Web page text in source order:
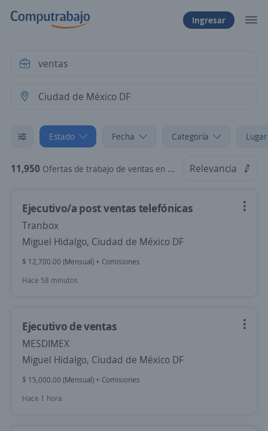
Ingresar
Estado Fecha Categoría
11,950 Ofertas de trabajo de ventas en Ciudad de México DF Relevancia
Ejecutivo/a post ventas telefónicas
Tranbox
Miguel Hidalgo, Ciudad de México DF
$ 12,700.00 (Mensual) + Comisiones
Hace 58 minutos
Ejecutivo de ventas
MESDIMEX
Miguel Hidalgo, Ciudad de México DF
$ 15,000.00 (Mensual) + Comisiones
Hace 1 hora